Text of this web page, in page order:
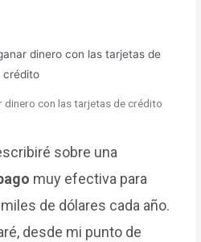
dinero con las tarjetas de crédito
sobre una
muy efectiva para
de dólares cada año.
desde mi punto de